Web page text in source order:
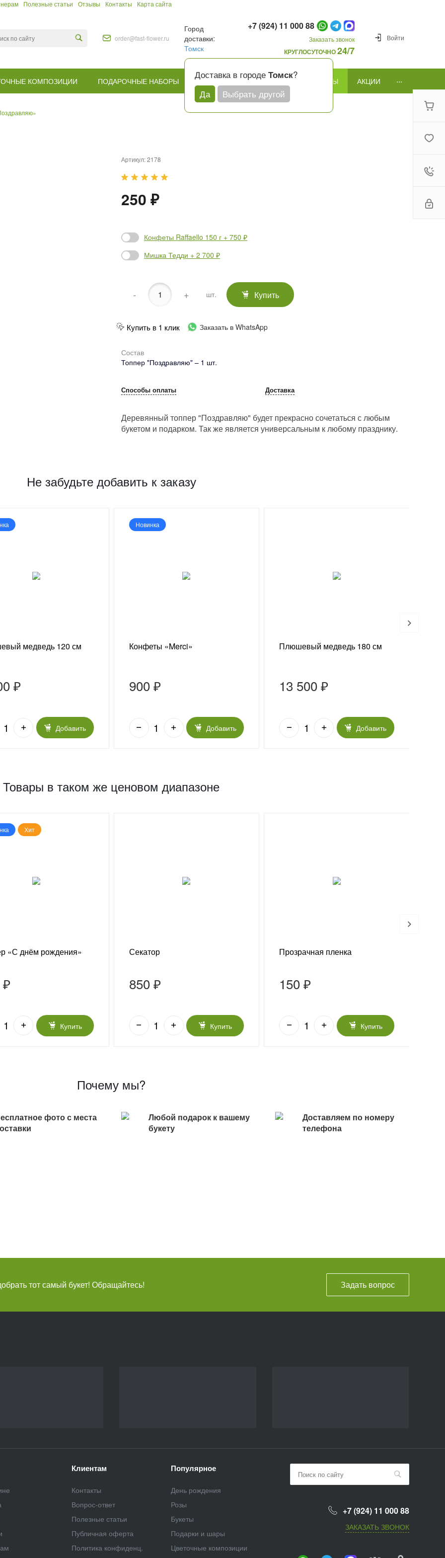
Полезные статьи Отзывы Контакты Карта сайта
order@fast-flower.ru
Город
доставки:
Томск
Доставка в городе Томск?
Да
Выбрать другой
+7 (924) 11 000 88
Заказать звонок
КРУГЛОСУТОЧНО24/7
Войти
КОМПОЗИЦИИ ПОДАРОЧНЫЕ НАБОРЫ КОМУ ПОВОД ПОДАРКИ И ШАРЫ АКЦИИ ...
Артикул:2178
250 ₽
Конфеты Raffaello 150 г + 750 ₽
Мишка Тедди + 2 700 ₽
- + шт. Купить
Купить в 1 клик Заказать в WhatsApp
Состав
Топпер "Поздравляю" – 1 шт.
Способы оплаты Доставка
Деревянный топпер "Поздравляю" будет прекрасно сочетаться с любым
букетом и подарком. Так же является универсальным к любому празднику.
Не забудьте добавить к заказу
медведь 120 см
₽
Добавить
Новинка
Конфеты «Merci»
900 ₽
Добавить
Плюшевый медведь 180 см
13 500 ₽
Добавить
Товары в таком же ценовом диапазоне
Хит
«С днём рождения»
Купить
Секатор
850 ₽
Купить
Прозрачная пленка
150 ₽
Купить
Почему мы?
фото с места
Любой подарок к вашему
букету
Доставляем по номеру
телефона
тот самый букет! Обращайтесь! Задать вопрос
Клиентам
Контакты
Вопрос-ответ
Полезные статьи
Публичная оферта
Политика конфиденц.
Популярное
День рождения
Розы
Букеты
Подарки и шары
Цветочные композиции
+7 (924) 11 000 88
ЗАКАЗАТЬ ЗВОНОК